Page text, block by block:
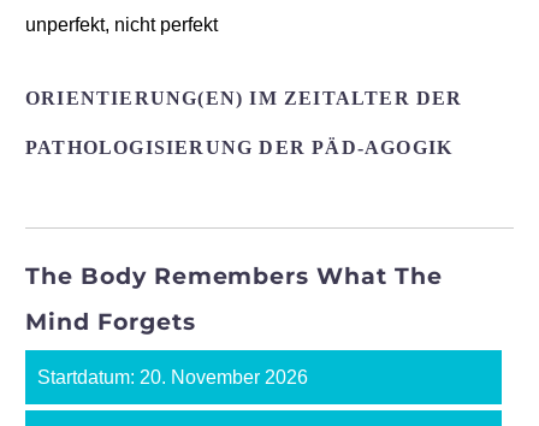
unperfekt, nicht perfekt
ORIENTIERUNG(EN) IM ZEITALTER DER
PATHOLOGISIERUNG DER PÄD-AGOGIK
The Body Remembers What The
Mind Forgets
Startdatum: 20. November 2026